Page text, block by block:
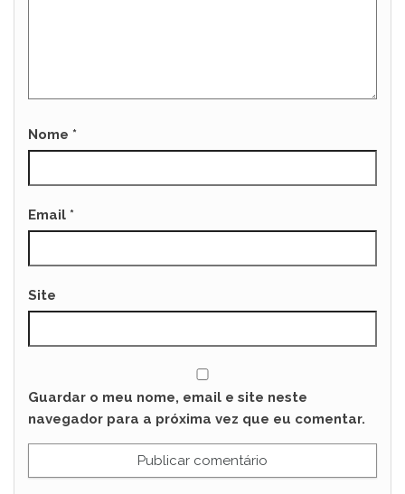
Nome *
Email *
Site
Guardar o meu nome, email e site neste
navegador para a próxima vez que eu comentar.